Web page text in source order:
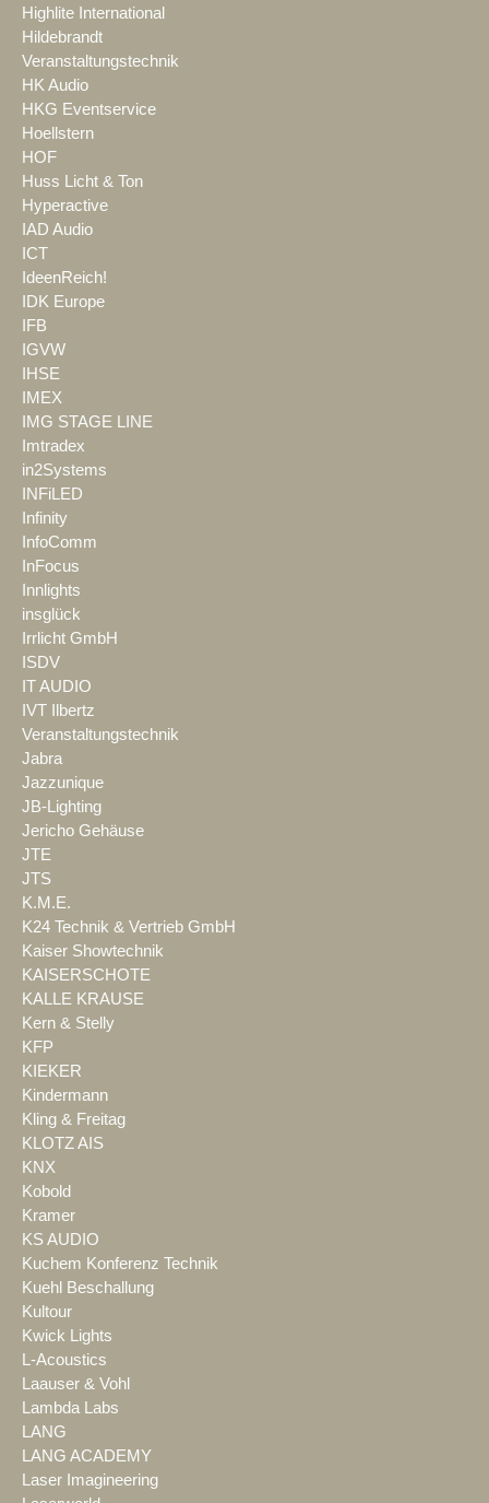
Highlite International
Hildebrandt
Veranstaltungstechnik
HK Audio
HKG Eventservice
Hoellstern
HOF
Huss Licht & Ton
Hyperactive
IAD Audio
ICT
IdeenReich!
IDK Europe
IFB
IGVW
IHSE
IMEX
IMG STAGE LINE
Imtradex
in2Systems
INFiLED
Infinity
InfoComm
InFocus
Innlights
insglück
Irrlicht GmbH
ISDV
IT AUDIO
IVT Ilbertz
Veranstaltungstechnik
Jabra
Jazzunique
JB-Lighting
Jericho Gehäuse
JTE
JTS
K.M.E.
K24 Technik & Vertrieb GmbH
Kaiser Showtechnik
KAISERSCHOTE
KALLE KRAUSE
Kern & Stelly
KFP
KIEKER
Kindermann
Kling & Freitag
KLOTZ AIS
KNX
Kobold
Kramer
KS AUDIO
Kuchem Konferenz Technik
Kuehl Beschallung
Kultour
Kwick Lights
L-Acoustics
Laauser & Vohl
Lambda Labs
LANG
LANG ACADEMY
Laser Imagineering